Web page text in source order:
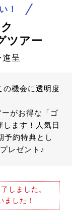
！
ツアー
呈
の機会に透明度
がお得な「ゴ
ます！人気日
予約特典とし
レゼント♪
しました。
ました！